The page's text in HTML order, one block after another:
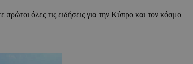
πρώτοι όλες τις ειδήσεις για την Κύπρο και τον κόσμο